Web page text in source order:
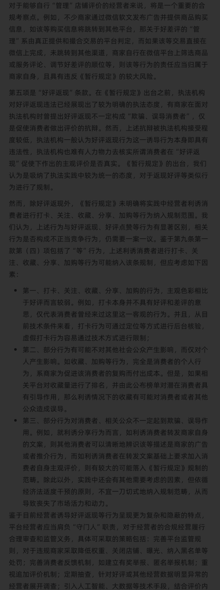
对于能够自行“管理”店铺评价的经营者来说，将是一个重要的合
规考察点。例如，不少商家通过微信软文发布广告并提供商品购买
信息，如该等购买信息将跳转到其他平台，那关于好差评的“管
理”系由真正提供和撮合交易的平台判定，而如果该等交易直接在
微信上完成，未跳转到其他渠道，商家自行在微信平台上筛选商品
或服务评论、调节好差评的顺位等，则该等行为的责任应当归属于
商家自身，且具有违反《暂行规定》的较大风险。
第五项是“好评返现”条款。在《暂行规定》出台之前，执法机构
对好评返现违法已经展现出了较为明确的执法态度，有商家在面对
执法机构时曾提出好评返现不一定构成“欺骗、误导消费者”，仅
是促使消费者做出评价的抗辩。然而，上述抗辩被执法机构接受程
度较低，执法机构一般认为好评返现行为这一诱导行为本身即具有
违法性，执法机构也难有人力物力去核实所谓消费者在“好评返
现”促使下作出的主观评价是否真实。《暂行规定》的出台，我们
认为是吸纳了执法实践中较为统一的态度，对于返现好评等类似行
为进行了规制。
然而，除好评返现外，《暂行规定》未明确将实践中经营者利诱消
费者进行打卡、关注、收藏、分享、加购等行为纳入规制范围。我
们认为，上述行为与好评返现、好评点赞等行为有显著区别，相关
行为是否构成不正当竞争行为，仍需要一案一议。鉴于第九条第一
款第（四）项包括了“等”行为，上述利诱消费者进行打卡、关
注、收藏、分享、加购等行为可能纳入该条规制，但应考虑如下因
素：
第一、打卡、关注、收藏、分享、加购的行为，主观色彩相比
于好评而言较弱。例如，打卡本身并不具有好评和差评的意
思，仅代表消费者曾经来过这里这一客观的行为。并且，从目
前技术条件来看，打卡行为可通过定位等方式进行后台核验，
虚假打卡行为容易通过技术方式进行限制；
第二、部分行为有可能不对其他社会公众产生影响，而仅对个
人产生影响。如收藏、加购等行为，完全是消费者的个人行
为，系商家为促进该消费者的复购而付出成本。但是，如果相
关平台对收藏量进行了排名，并由此公布榜单对潜在消费者具
有引导作用，那么利诱情况下的收藏有可能对消费者或者其他
公众造成误导。
第三、部分行为对消费者、相关公众不一定起到欺骗、误导作
用。例如，就利诱分享行为而言，如利诱消费者转发商家自身
的文案，则其他消费者可以清晰地辨识该等描述是商家的广告
或者推介行为，而如利诱消费者在转发文案基础上要求加入消
费者自身主观评价，则有较大的可能落入《暂行规定》规制的
范畴。除此以外，实践中还会有其他需要考虑的因素，但依循
经济法适度干预的原则，不宜一刀切式地纳入规制范畴，从而
导致丧失了市场活力和动力。
鉴于目前经营者诱导好评返现等行为呈现更为复杂和隐蔽的特点，
平台经营者应当肩负“守门人”职责，对于经营者的合规经营履行
合理审查和监管义务，具体可采取的策略包括：完善平台监管规
则，对于违规商家采取降低权重、关闭店铺、曝光、纳入黑名单等
处罚；完善消费者反馈机制，如建立有奖举报、匿名举报机制；重
视追加评价机制；定期抽查，针对好评或其他经营数据明显异常的
经营者展开调查；引入人工智能、大数据等技术手段，结合评价内